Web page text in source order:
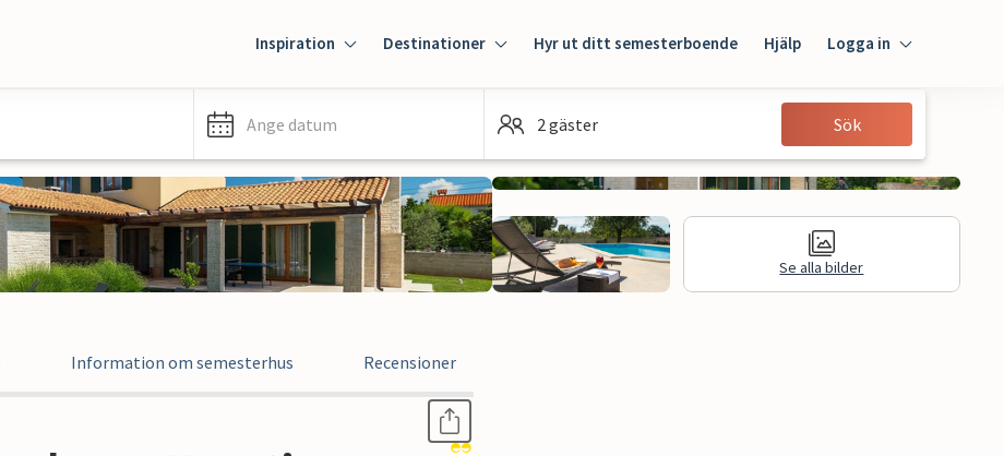
Inspiration Destinationer Hyr ut ditt semesterboende Hjälp Logga in
Gäst
Ange datum 2 gäster Sök
Se alla bilder
Information om semesterhus Recensioner